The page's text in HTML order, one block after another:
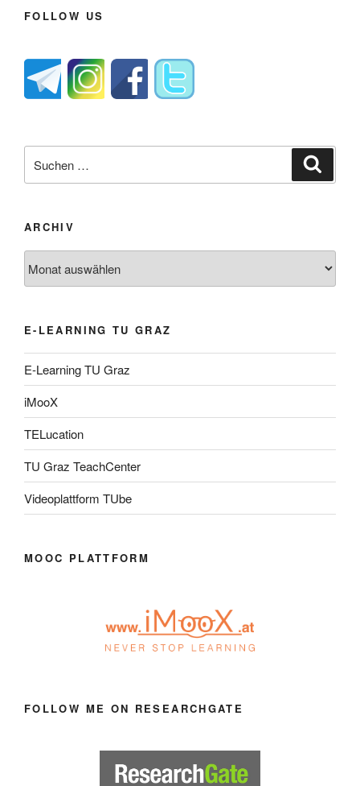
FOLLOW US
nach:
ARCHIV
E-LEARNING TU GRAZ
E-Learning TU Graz
iMooX
TELucation
TU Graz TeachCenter
Videoplattform TUbe
MOOC PLATTFORM
FOLLOW ME ON RESEARCHGATE